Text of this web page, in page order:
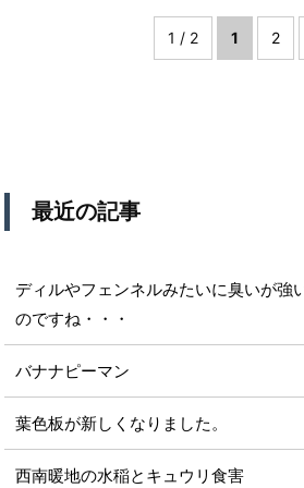
1 / 2 1 2
最近の記事
ディルやフェンネルみたいに臭いが強
のですね・・・
バナナピーマン
葉色板が新しくなりました。
西南暖地の水稲とキュウリ食害